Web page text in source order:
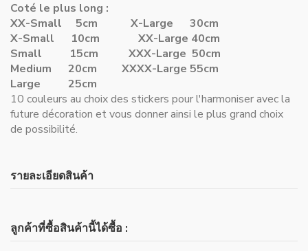
Coté le plus long :
XX-Small 5cm X-Large 30cm
X-Small 10cm XX-Large 40cm
Small 15cm XXX-Large 50cm
Medium 20cm XXXX-Large 55cm
Large 25cm
10 couleurs au choix des stickers pour l'harmoniser avec la
future décoration et vous donner ainsi le plus grand choix
de possibilité.
รายละเอียดสินค้า
ลูกค้าที่ซื้อสินค้านี้ได้ซื้อ :